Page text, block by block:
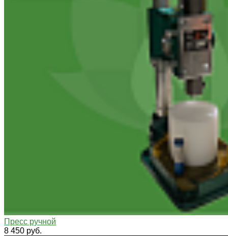
Пресс ручной
8 450 руб.